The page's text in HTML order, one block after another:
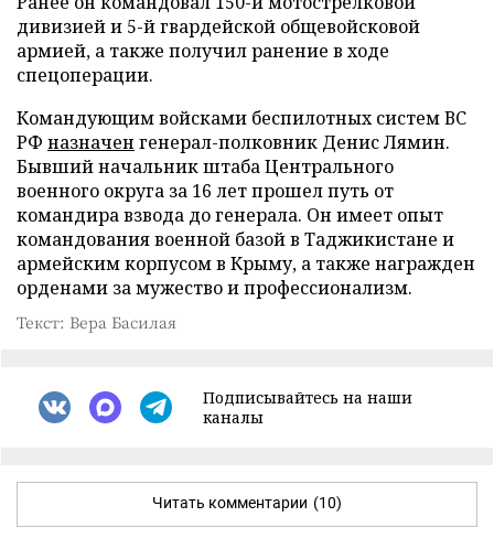
дивизией и 5-й гвардейской общевойсковой
армией, а также получил ранение в ходе
спецоперации.
Командующим войсками беспилотных систем ВС
РФ назначен генерал-полковник Денис Лямин.
Бывший начальник штаба Центрального
военного округа за 16 лет прошел путь от
командира взвода до генерала. Он имеет опыт
командования военной базой в Таджикистане и
армейским корпусом в Крыму, а также награжден
орденами за мужество и профессионализм.
Текст: Вера Басилая
Подписывайтесь на наши
каналы
Читать комментарии (10)